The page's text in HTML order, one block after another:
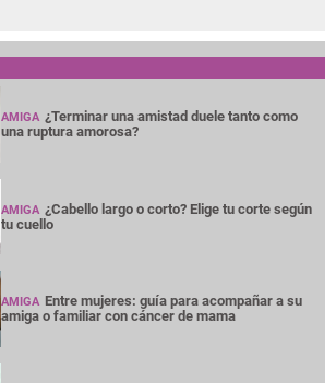
AMIGA ¿Terminar una amistad duele tanto como
una ruptura amorosa?
AMIGA ¿Cabello largo o corto? Elige tu corte según
tu cuello
AMIGA Entre mujeres: guía para acompañar a su
amiga o familiar con cáncer de mama